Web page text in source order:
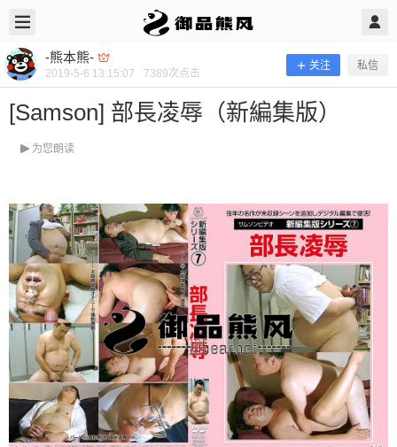
-熊本熊-
2019-5-6 13:15:07 7389次点击
关注 私信
[Samson] 部長凌辱（新編集版）
为您朗读
-熊本熊- @ 御品熊风 2019/5/06
[Samson] 部長凌辱（新編集版）
当前隐藏内容需要支付100熊币 已有181人支付 登
录立刻注册 0 收藏